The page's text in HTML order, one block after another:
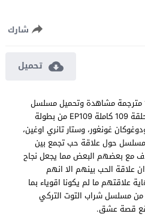
شارك
تحميل
مسلسل شراب التوت الحلقة 109 مترجمة مشاهدة وتحميل مسلسل
“شراب التوت” Kızılcık Şerbeti حلقة 109 كاملة EP109 من بطولة
غونغور، وستار تانري اوغين،
حول علاقة حب تجمع بين
مع بعضهم البعض مما يجعل نجاح
علاقة الحب بينهم الا انهم
علاقتهم ما لم يكونا اقوياء بما
فية الكفاية ، شاهد الحلقة 109 من مسلسل شراب التوت التركي
قصة عشق.